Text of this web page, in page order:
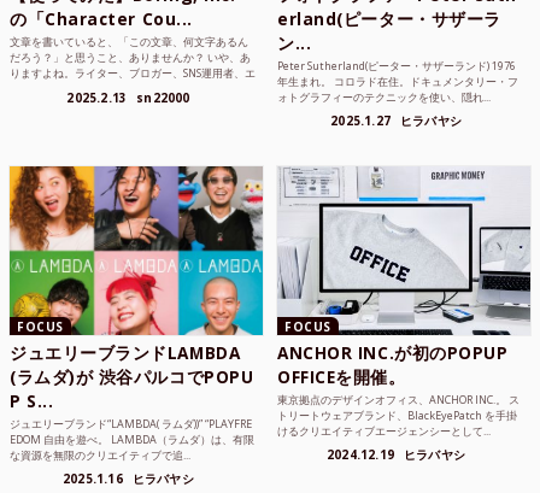
の「Character Cou...
文章を書いていると、「この文章、何文字あるん
だろう？」と思うこと、ありませんか？ いや、あ
りますよね。ライター、ブロガー、SNS運用者、エ
2025.2.13 sn22000
erland(ピーター・サザーラ
ン...
Peter Sutherland(ピーター・サザーランド) 1976
年生まれ。 コロラド在住。ドキュメンタリー・フ
ォトグラフィーのテクニックを使い、隠れ...
2025.1.27 ヒラバヤシ
FOCUS
ジュエリーブランドLAMBDA
(ラムダ)が 渋谷パルコでPOPU
P S...
ジュエリーブランド“LAMBDA( ラムダ))” “PLAYFRE
EDOM 自由を遊べ。 LAMBDA（ラムダ）は、有限
な資源を無限のクリエイティブで追...
2025.1.16 ヒラバヤシ
FOCUS
ANCHOR INC.が初のPOPUP
OFFICEを開催。
東京拠点のデザインオフィス、ANCHOR INC.。 ス
トリートウェアブランド、BlackEyePatch を手掛
けるクリエイティブエージェンシーとして...
2024.12.19 ヒラバヤシ